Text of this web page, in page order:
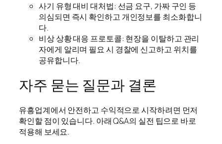
사기 유형 대비 대처법: 선금 요구, 가짜 구인 등
의심되면 즉시 확인하고 개인정보를 최소화합니
다.
비상 상황 대응 프로토콜: 현장을 이탈하고 관리
자에게 알리며 필요 시 경찰에 신고하고 위치를
공유합니다.
자주 묻는 질문과 결론
유흥업계에서 안전하고 수익적으로 시작하려면 먼저
확인할 점이 있습니다. 아래 Q&A의 실전 팁으로 바로
적용해 보세요.